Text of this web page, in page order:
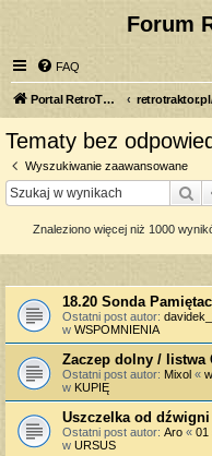
Forum
FAQ
Portal RetroTRAKTOR.pl
Tematy bez
Wyszukiwanie zaawansowane
Znaleziono więcej niż 1000
18.20 Sonda
Ostatni post autor:
w WSPOMNIENIA
Zaczep dolny / listwa
Ostatni post autor: Mixol «
w KUPIĘ
Uszczelka od dźwigni
Ostatni post autor: Aro « 01
w URSUS